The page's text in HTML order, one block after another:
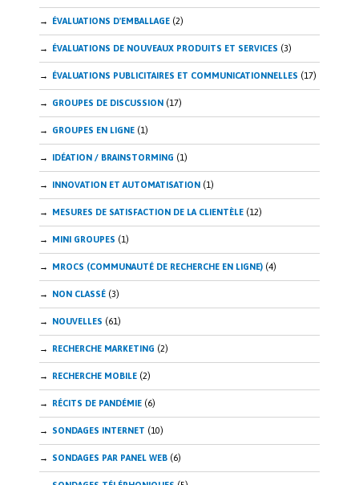
ÉVALUATIONS D'EMBALLAGE (2)
ÉVALUATIONS DE NOUVEAUX PRODUITS ET SERVICES (3)
ÉVALUATIONS PUBLICITAIRES ET COMMUNICATIONNELLES (17)
GROUPES DE DISCUSSION (17)
GROUPES EN LIGNE (1)
IDÉATION / BRAINSTORMING (1)
INNOVATION ET AUTOMATISATION (1)
MESURES DE SATISFACTION DE LA CLIENTÈLE (12)
MINI GROUPES (1)
MROCS (COMMUNAUTÉ DE RECHERCHE EN LIGNE) (4)
NON CLASSÉ (3)
NOUVELLES (61)
RECHERCHE MARKETING (2)
RECHERCHE MOBILE (2)
RÉCITS DE PANDÉMIE (6)
SONDAGES INTERNET (10)
SONDAGES PAR PANEL WEB (6)